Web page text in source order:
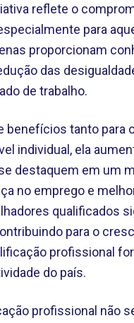
reflete o
para
proporcionam
das
de trabalho.
tanto para
individual, ela
destaquem em um
no emprego e
qualificados
para o
profissional
do país.
profissional não